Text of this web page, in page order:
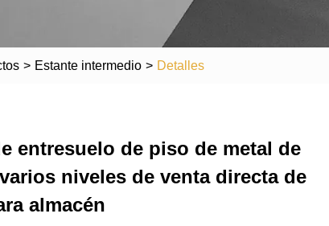
> Estante intermedio > Detalles
entresuelo de piso de metal de
niveles de venta directa de
almacén